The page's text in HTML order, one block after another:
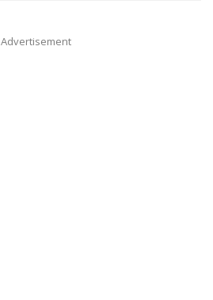
Advertisement